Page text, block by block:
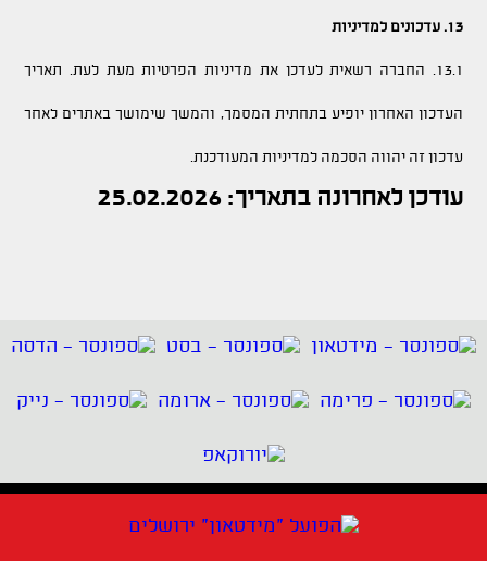
13. עדכונים למדיניות
13.1. החברה רשאית לעדכן את מדיניות הפרטיות מעת לעת. תאריך
העדכון האחרון יופיע בתחתית המסמך, והמשך שימושך באתרים לאחר
עדכון זה יהווה הסכמה למדיניות המעודכנת.
עודכן לאחרונה בתאריך: 25.02.2026